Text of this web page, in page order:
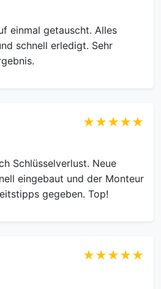
einmal getauscht. Alles
schnell erledigt. Sehr
★★★★★
Schlüsselverlust. Neue
eingebaut und der Monteur
gegeben. Top!
★★★★★